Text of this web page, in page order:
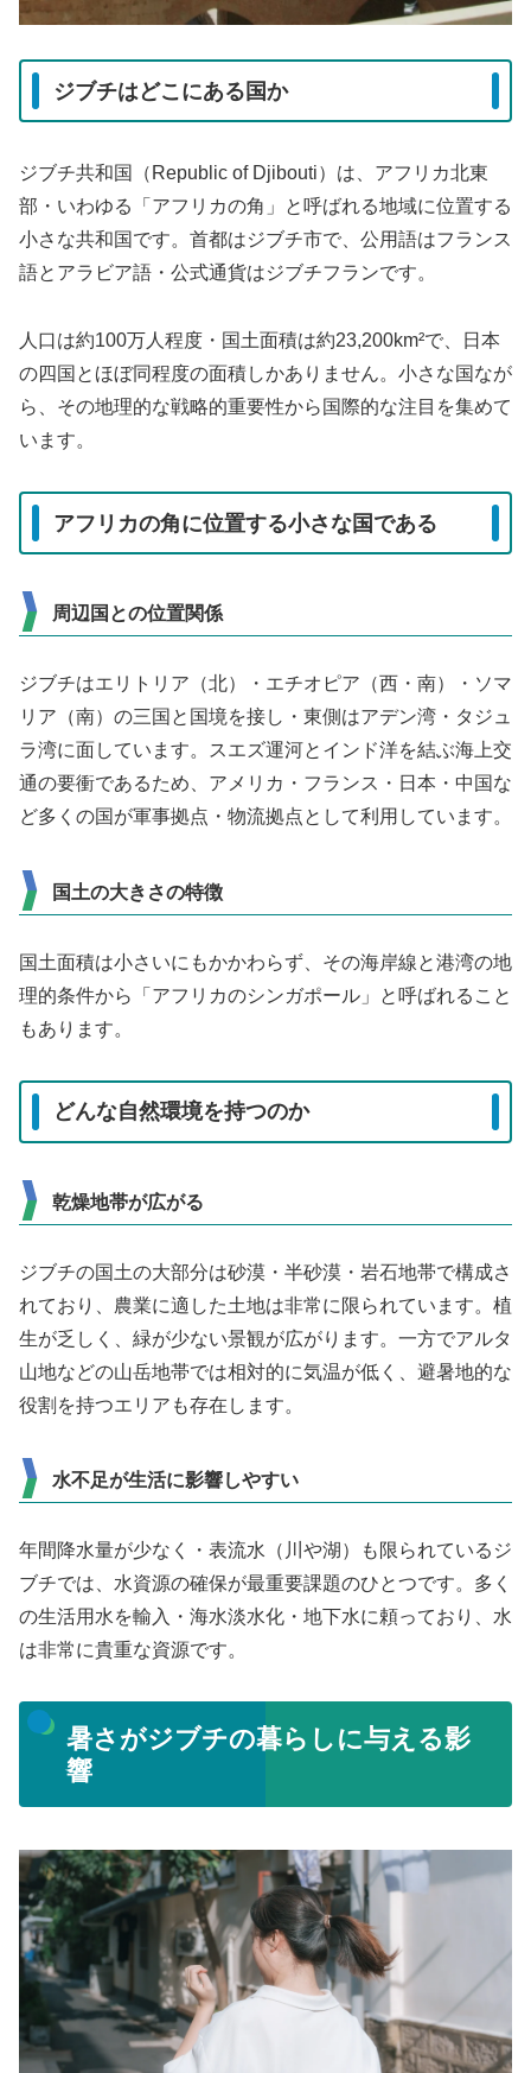
ジブチはどこにある国か
ジブチ共和国（Republic of Djibouti）は、アフリカ北東
部・いわゆる「アフリカの角」と呼ばれる地域に位置する
小さな共和国です。首都はジブチ市で、公用語はフランス
語とアラビア語・公式通貨はジブチフランです。
人口は約100万人程度・国土面積は約23,200km²で、日本
の四国とほぼ同程度の面積しかありません。小さな国なが
ら、その地理的な戦略的重要性から国際的な注目を集めて
います。
アフリカの角に位置する小さな国である
周辺国との位置関係
ジブチはエリトリア（北）・エチオピア（西・南）・ソマ
リア（南）の三国と国境を接し・東側はアデン湾・タジュ
ラ湾に面しています。スエズ運河とインド洋を結ぶ海上交
通の要衝であるため、アメリカ・フランス・日本・中国な
ど多くの国が軍事拠点・物流拠点として利用しています。
国土の大きさの特徴
国土面積は小さいにもかかわらず、その海岸線と港湾の地
理的条件から「アフリカのシンガポール」と呼ばれること
もあります。
どんな自然環境を持つのか
乾燥地帯が広がる
ジブチの国土の大部分は砂漠・半砂漠・岩石地帯で構成さ
れており、農業に適した土地は非常に限られています。植
生が乏しく、緑が少ない景観が広がります。一方でアルタ
山地などの山岳地帯では相対的に気温が低く、避暑地的な
役割を持つエリアも存在します。
水不足が生活に影響しやすい
年間降水量が少なく・表流水（川や湖）も限られているジ
ブチでは、水資源の確保が最重要課題のひとつです。多く
の生活用水を輸入・海水淡水化・地下水に頼っており、水
は非常に貴重な資源です。
暑さがジブチの暮らしに与える影
響